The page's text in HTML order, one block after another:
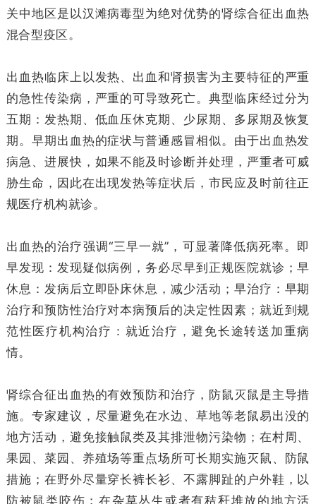
关中地区是以汉滩病毒型为绝对优势的肾综合征出血热
混合型疫区。
出血热临床上以发热、出血和肾损害为主要特征的严重
的急性传染病，严重的可导致死亡。典型临床经过分为
五期：发热期、低血压休克期、少尿期、多尿期及恢复
期。早期出血热的症状与普通感冒相似。由于出血热发
病急、进展快，如果不能及时诊断并处理，严重者可威
胁生命，因此在出现发热等症状后，市民应及时前往正
规医疗机构就诊。
出血热的治疗强调“三早一就”，可显著降低病死率。即
早发现：发现疑似病例，务必尽早到正规医院就诊；早
休息：发病后立即卧床休息，减少活动；早治疗：早期
治疗和预防性治疗对本病预后的决定性因素；就近到规
范性医疗机构治疗：就近治疗，避免长途转送加重病
情。
肾综合征出血热的有效预防和治疗，防鼠灭鼠是主导措
施。专家建议，尽量避免在水边、草地等老鼠易出没的
地方活动，避免接触鼠类及其排泄物污染物；在村周、
果园、菜园、养殖场等重点场所可长期实施灭鼠、防鼠
措施；在野外尽量穿长裤长衫、不露脚趾的户外鞋，以
防被鼠类咬伤；在杂草丛生或者有秸秆堆放的地方活